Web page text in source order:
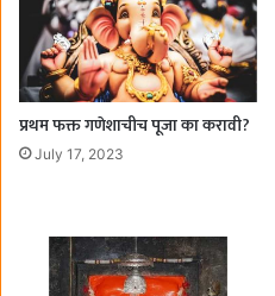
प्रथम फक्त गणेशाचीच पूजा का करावी?
July 17, 2023